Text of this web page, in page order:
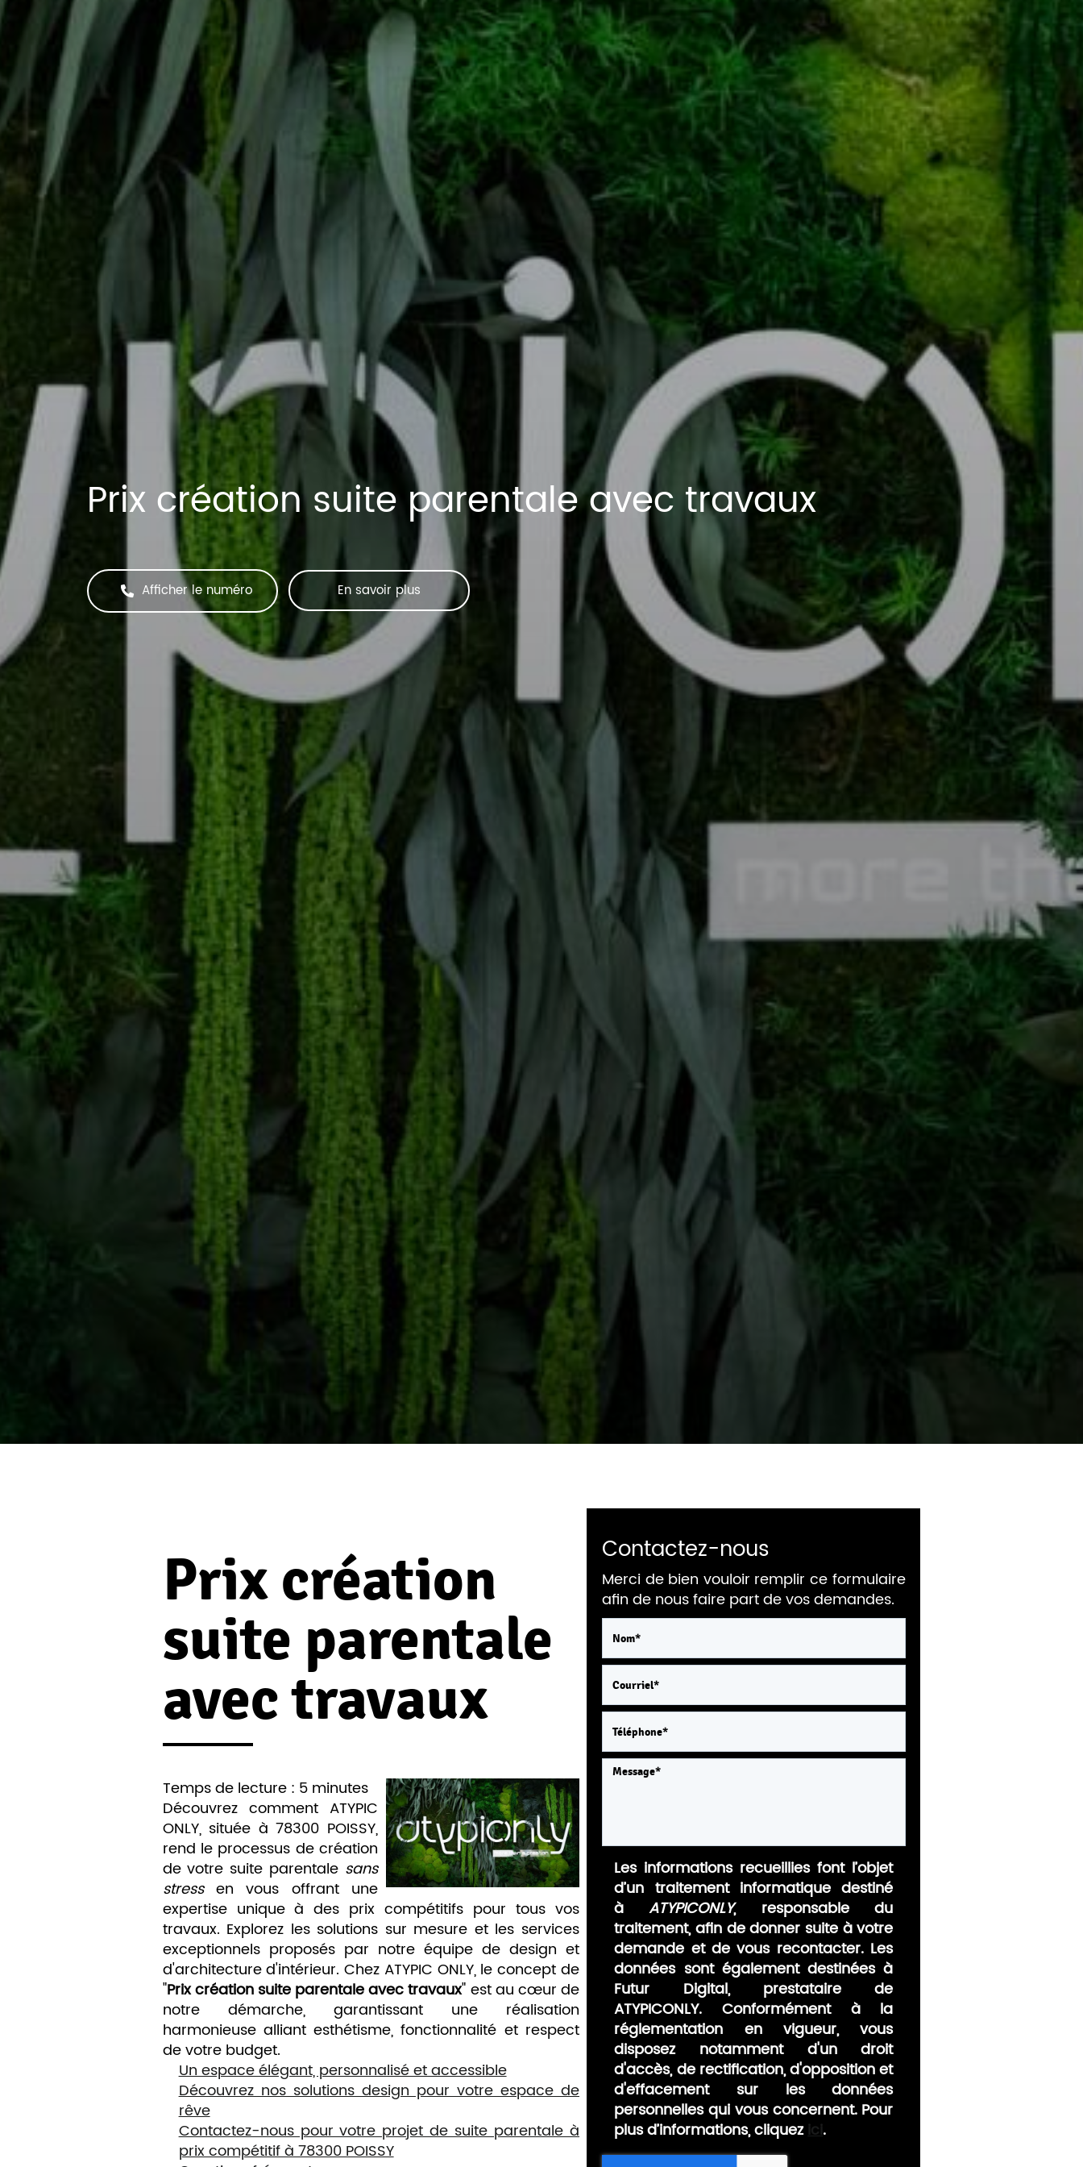
Prix création suite parentale avec travaux
Afficher le numéro En savoir plus
Prix création
suite parentale
avec travaux
Temps de lecture : 5 minutes
Découvrez comment ATYPIC
ONLY, située à 78300 POISSY,
rend le processus de création
de votre suite parentale sans
stressen vous offrant une
expertise unique à des prix compétitifs pour tous vos
travaux. Explorez les solutions sur mesure et les services
exceptionnels proposés par notre équipe de design et
d'architecture d'intérieur. Chez ATYPIC ONLY, le concept de
"Prix création suite parentale avec travaux" est au cœur de
notre démarche, garantissant une réalisation
harmonieuse alliant esthétisme, fonctionnalité et respect
de votre budget.
Un espace élégant, personnalisé et accessible
Découvrez nos solutions design pour votre espace de
rêve
Contactez-nous pour votre projet de suite parentale à
prix compétitif à 78300 POISSY
Contactez-nous
Merci de bien vouloir remplir ce formulaire
afin de nous faire part de vos demandes.
Les informations recueillies font l’objet
d’un traitement informatique destiné
à ATYPICONLY, responsable du
traitement, afin de donner suite à votre
demande et de vous recontacter. Les
données sont également destinées à
Futur Digital, prestataire de
ATYPICONLY. Conformément à la
réglementation en vigueur, vous
disposez notamment d'un droit
d'accès, de rectification, d'opposition et
d'effacement sur les données
personnelles qui vous concernent. Pour
plus d’informations, cliquezici.